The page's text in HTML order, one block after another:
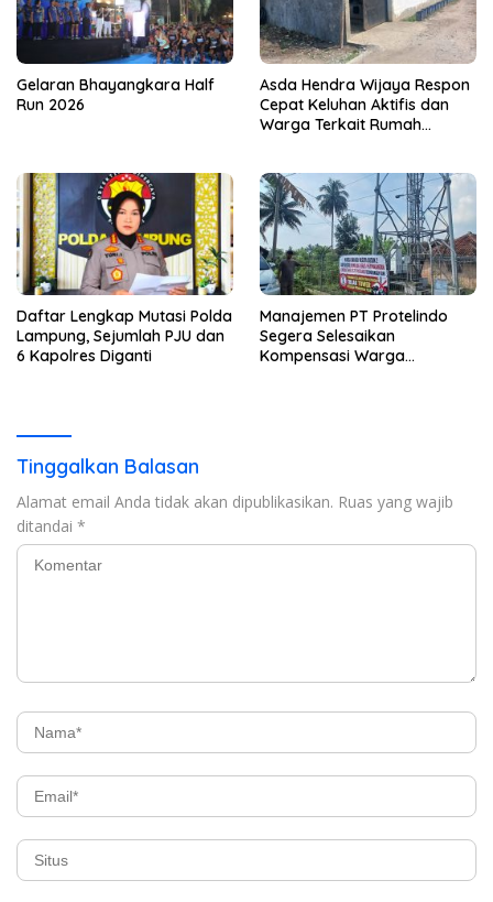
Gelaran Bhayangkara Half
Run 2026
Asda Hendra Wijaya Respon
Cepat Keluhan Aktifis dan
Warga Terkait Rumah
Daftar Lengkap Mutasi Polda
Lampung, Sejumlah PJU dan
6 Kapolres Diganti
Manajemen PT Protelindo
Segera Selesaikan
Kompensasi Warga
Tinggalkan Balasan
Alamat email Anda tidak akan dipublikasikan. Ruas yang wajib
ditandai *